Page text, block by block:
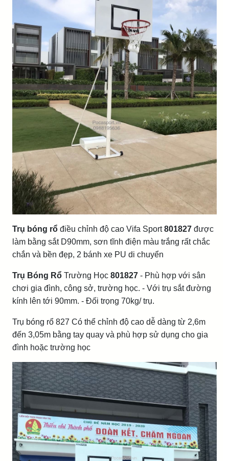
Trụ bóng rổ điều chỉnh độ cao Vifa Sport801827 được
làm bằng sắt D90mm, sơn tĩnh điện màu trắng rất chắc
chắn và bền đẹp, 2 bánh xe PU di chuyển
Trụ Bóng Rổ Trường Học 801827 - Phù hợp với sân
chơi gia đình, công sở, trường học. - Với trụ sắt đường
kính lên tới 90mm. - Đối trọng 70kg/ trụ.
Trụ bóng rổ 827 Có thể chỉnh độ cao dễ dàng từ 2,6m
đến 3,05m bằng tay quay và phù hợp sử dụng cho gia
đình hoặc trường học